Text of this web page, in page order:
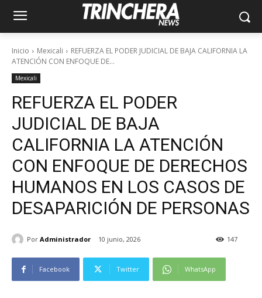
Inicio Mexicali
REFUERZA EL PODER JUDICIAL DE BAJA CALIFORNIA LA
ATENCIÓN CON ENFOQUE DE...
Mexicali
REFUERZA EL PODER
JUDICIAL DE BAJA
CALIFORNIA LA ATENCIÓN
CON ENFOQUE DE DERECHOS
HUMANOS EN LOS CASOS DE
DESAPARICIÓN DE PERSONAS
Por Administrador 10 junio, 2026 147
Facebook Twitter WhatsApp